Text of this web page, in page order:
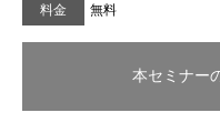
料金 無料
本セミナー